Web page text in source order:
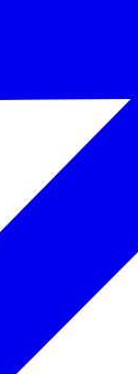
Pit. Ik ben
teksten en de
ik vooral veel
en jij bent
voor wat
iets als eerste op
iets over
waar student
heeft te